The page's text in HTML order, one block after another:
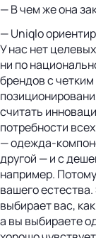
— В чем же она
— Uniqlo
У нас нет
ни по
брендов с
считать
потребности
— одежда-
другой — и с
например.
вашего
выбирает вас,
а вы выбираете